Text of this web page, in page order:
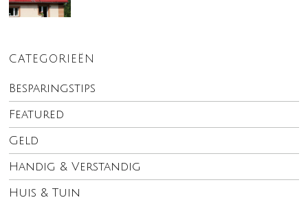
CATEGORIEËN
Besparingstips
Featured
Geld
Handig & Verstandig
Huis & Tuin